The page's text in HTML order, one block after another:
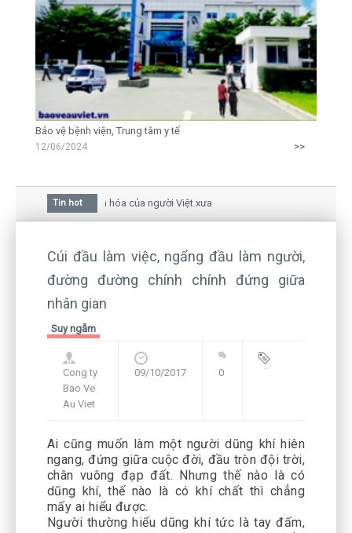
Bảo vệ bệnh viện, Trung tâm y tế
12/06/2024 >>
Tin hot
mai trong văn hóa của người Việt xưa
giữa bức thư gửi mẹ của người... tử tù và của CEO
Cúi đầu làm việc, ngẩng đầu làm người,
đường đường chính chính đứng giữa
nhân gian
Suy ngẫm
Cong ty
Bao Ve
Au Viet
09/10/2017 0 Blog
Ai cũng muốn làm một người dũng khí hiên
ngang, đứng giữa cuộc đời, đầu tròn đội trời,
chân vuông đạp đất. Nhưng thế nào là có
dũng khí, thế nào là có khí chất thì chẳng
mấy ai hiểu được.
Người thường hiểu dũng khí tức là tay đấm,